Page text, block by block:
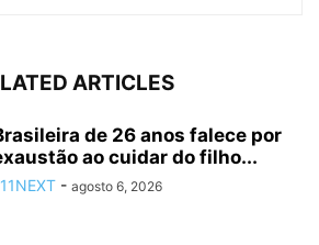
ARTICLES
de 26 anos falece por
ao cuidar do filho...
- agosto 6, 2026